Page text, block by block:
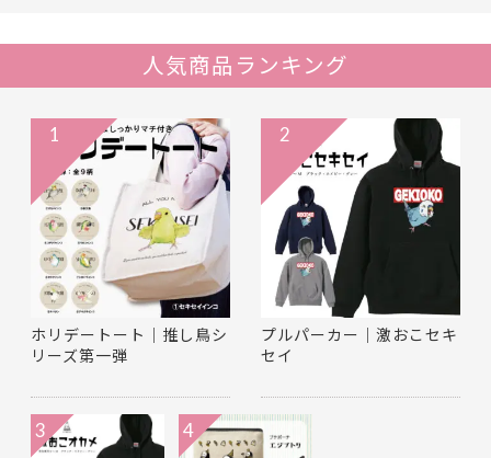
人気商品ランキング
ホリデートート｜推し鳥シ
リーズ第一弾
1
プルパーカー｜激おこセキ
セイ
2
3 4